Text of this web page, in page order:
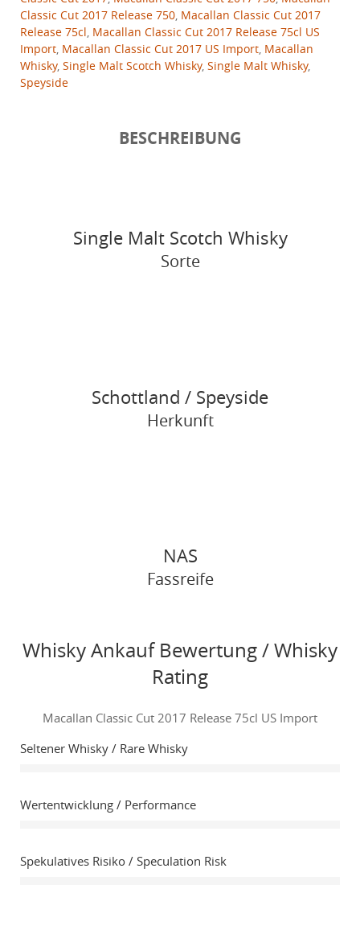
Classic Cut 2017 Release 750, Macallan Classic Cut 2017
Release 75cl, Macallan Classic Cut 2017 Release 75cl US
Import, Macallan Classic Cut 2017 US Import, Macallan
Whisky, Single Malt Scotch Whisky, Single Malt Whisky,
Speyside
BESCHREIBUNG
Single Malt Scotch Whisky
Sorte
Schottland / Speyside
Herkunft
NAS
Fassreife
Whisky Ankauf Bewertung / Whisky
Rating
Macallan Classic Cut 2017 Release 75cl US Import
Seltener Whisky / Rare Whisky
Wertentwicklung / Performance
Spekulatives Risiko / Speculation Risk